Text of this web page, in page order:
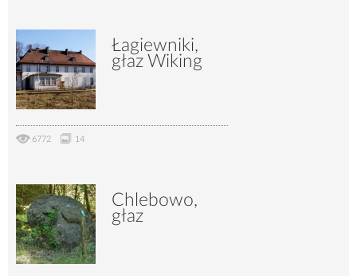
Łagiewniki,
głaz Wiking
6772 14
Chlebowo,
głaz